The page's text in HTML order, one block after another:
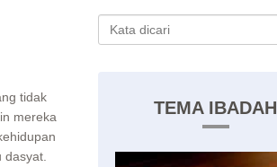
tidak
mereka
TEMA IBADAH